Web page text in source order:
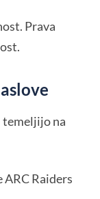
Prava
temeljijo na
Raiders